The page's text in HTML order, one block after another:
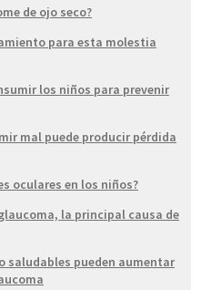
de ojo seco?
para esta molestia
los niños para prevenir
mal puede producir pérdida
oculares en los niños?
la principal causa de
saludables pueden aumentar